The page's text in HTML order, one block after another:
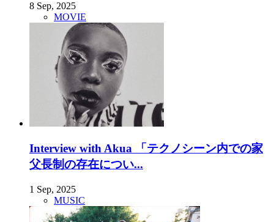
8 Sep, 2025
MOVIE
Interview with Akua 「テクノシーン内での家
父長制の存在につい...
1 Sep, 2025
MUSIC